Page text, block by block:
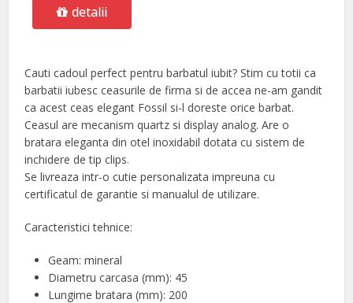
detalii
Cauti cadoul perfect pentru barbatul iubit? Stim cu totii ca
barbatii iubesc ceasurile de firma si de accea ne-am gandit
ca acest ceas elegant Fossil si-l doreste orice barbat.
Ceasul are mecanism quartz si display analog. Are o
bratara eleganta din otel inoxidabil dotata cu sistem de
inchidere de tip clips.
Se livreaza intr-o cutie personalizata impreuna cu
certificatul de garantie si manualul de utilizare.
Caracteristici tehnice:
Geam: mineral
Diametru carcasa (mm): 45
Lungime bratara (mm): 200